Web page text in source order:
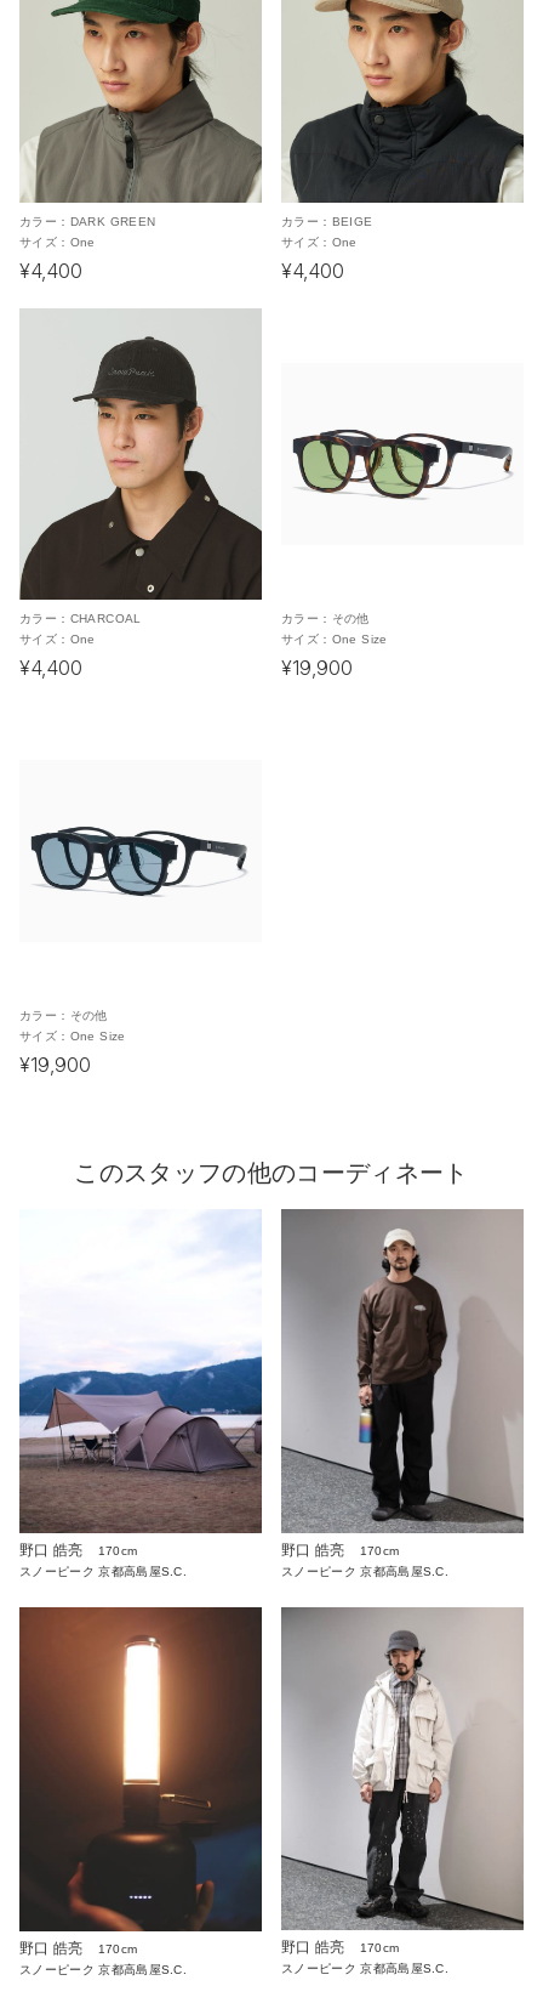
カラー： DARK GREEN
サイズ： One
¥4,400
カラー： BEIGE
サイズ： One
¥4,400
カラー： CHARCOAL
サイズ： One
¥4,400
カラー： その他
サイズ： One Size
¥19,900
カラー： その他
サイズ： One Size
¥19,900
このスタッフの他のコーディネート
野口 皓亮
170cm
スノーピーク 京都高島屋S.C.
野口 皓亮
170cm
スノーピーク 京都高島屋S.C.
野口 皓亮
170cm
スノーピーク 京都高島屋S.C.
野口 皓亮
170cm
スノーピーク 京都高島屋S.C.